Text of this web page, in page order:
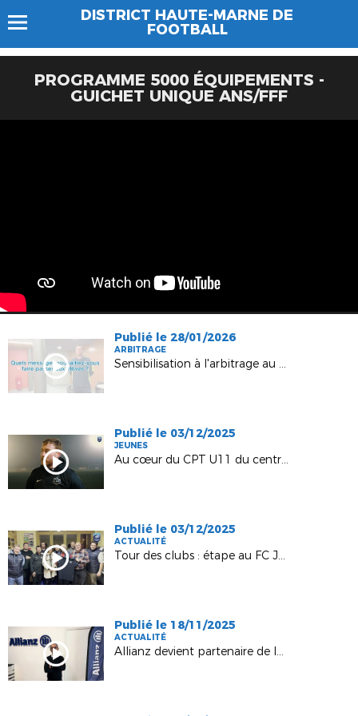
DISTRICT HAUTE-MARNE DE
FOOTBALL
PROGRAMME 5000 ÉQUIPEMENTS -
GUICHET UNIQUE ANS/FFF
Publié le 28/01/2026
ARBITRAGE
Sensibilisation à l'arbitrage au collège de Prauthoy
Publié le 03/12/2025
JEUNES
Au cœur du CPT U11 du centre / sud
Publié le 03/12/2025
ACTUALITÉ
Tour des clubs : étape au FC Joinville Vecqueville
Publié le 18/11/2025
ACTUALITÉ
Allianz devient partenaire de la D1 !